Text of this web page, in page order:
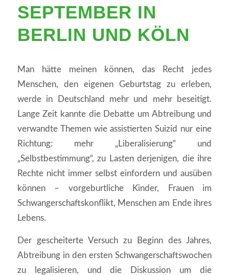
SEPTEMBER IN
BERLIN UND KÖLN
Man hätte meinen können, das Recht jedes
Menschen, den eigenen Geburtstag zu erleben,
werde in Deutschland mehr und mehr beseitigt.
Lange Zeit kannte die Debatte um Abtreibung und
verwandte Themen wie assistierten Suizid nur eine
Richtung: mehr „Liberalisierung“ und
„Selbstbestimmung“, zu Lasten derjenigen, die ihre
Rechte nicht immer selbst einfordern und ausüben
können – vorgeburtliche Kinder, Frauen im
Schwangerschaftskonflikt, Menschen am Ende ihres
Lebens.
Der gescheiterte Versuch zu Beginn des Jahres,
Abtreibung in den ersten Schwangerschaftswochen
zu legalisieren, und die Diskussion um die